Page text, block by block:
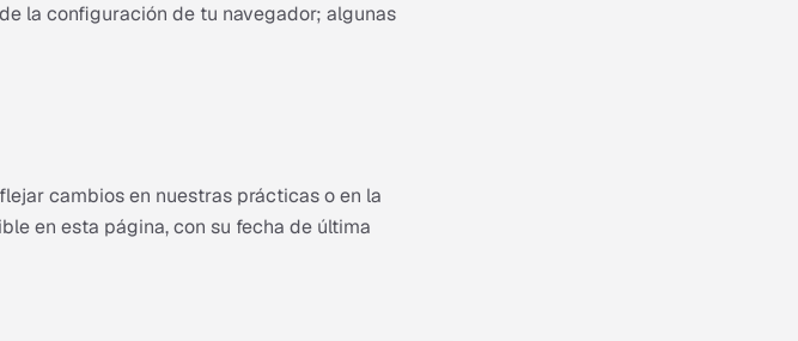
la configuración de tu navegador; algunas
cambios en nuestras prácticas o en la
en esta página, con su fecha de última